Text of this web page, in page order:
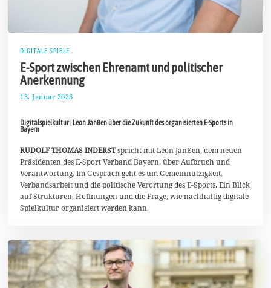
DIGITALE SPIELE
E-Sport zwischen Ehrenamt und politischer
Anerkennung
13. Januar 2026
J
u
a
r
2
0
2
6
Digitalspielkultur | Leon Janßen über die Zukunft des organisierten E-Sports in
Bayern
RUDOLF THOMAS INDERSTspricht mit Leon Janßen, dem neuen
Präsidenten des E-Sport Verband Bayern, über Aufbruch und
Verantwortung. Im Gespräch geht es um Gemeinnützigkeit,
Verbandsarbeit und die politische Verortung des E-Sports. Ein Blick
auf Strukturen, Hoffnungen und die Frage, wie nachhaltig digitale
Spielkultur organisiert werden kann.